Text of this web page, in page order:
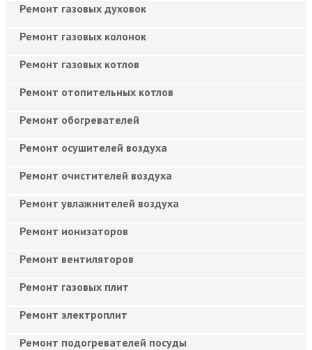
Ремонт газовых духовок
Ремонт газовых колонок
Ремонт газовых котлов
Ремонт отопительных котлов
Ремонт обогревателей
Ремонт осушителей воздуха
Ремонт очистителей воздуха
Ремонт увлажнителей воздуха
Ремонт ионизаторов
Ремонт вентиляторов
Ремонт газовых плит
Ремонт электроплит
Ремонт подогревателей посуды